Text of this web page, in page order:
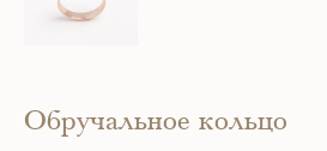
Обручальное кольцо